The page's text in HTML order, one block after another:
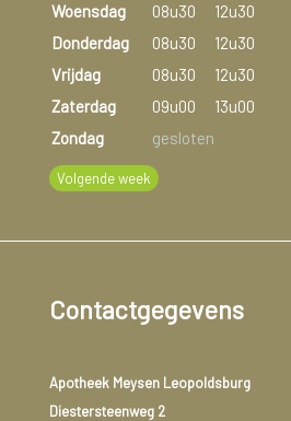
Woensdag
08u30 12u30
Donderdag
08u30 12u30
Vrijdag
08u30 12u30
Zaterdag
09u00
13u00
Zondag
gesloten
Volgende week
Contactgegevens
Apotheek Meysen Leopoldsburg
Diestersteenweg 2